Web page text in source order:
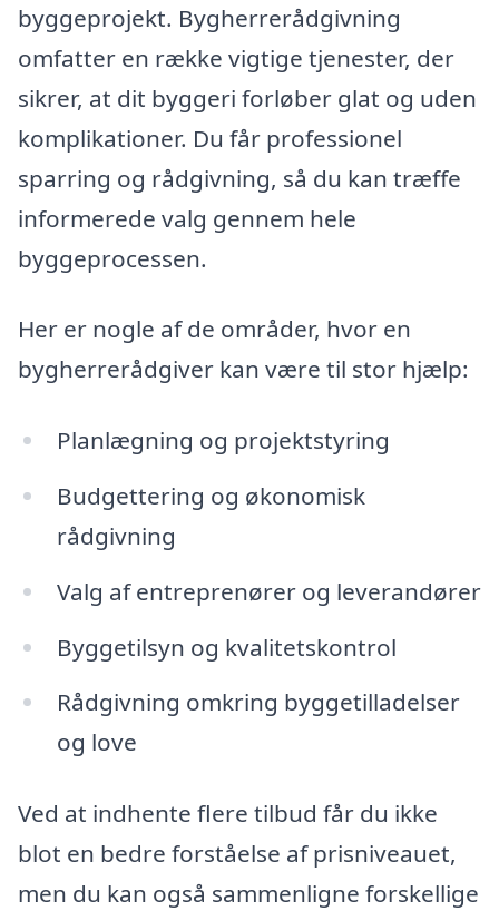
byggeprojekt. Bygherrerådgivning
omfatter en række vigtige tjenester, der
sikrer, at dit byggeri forløber glat og uden
komplikationer. Du får professionel
sparring og rådgivning, så du kan træffe
informerede valg gennem hele
byggeprocessen.
Her er nogle af de områder, hvor en
bygherrerådgiver kan være til stor hjælp:
Planlægning og projektstyring
Budgettering og økonomisk
rådgivning
Valg af entreprenører og leverandører
Byggetilsyn og kvalitetskontrol
Rådgivning omkring byggetilladelser
og love
Ved at indhente flere tilbud får du ikke
blot en bedre forståelse af prisniveauet,
men du kan også sammenligne forskellige